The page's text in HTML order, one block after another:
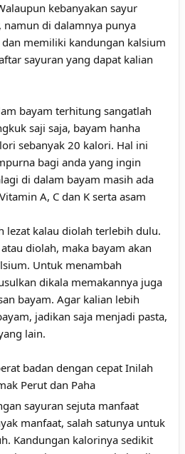
kebanyakan sayur
namun di dalamnya punya
memiliki kandungan kalsium
sayuran yang dapat kalian
bayam terhitung sangatlah
saji saja, bayam hanha
sebanyak 20 kalori. Hal ini
bagi anda yang ingin
di dalam bayam masih ada
A, C dan K serta asam
lezat kalau diolah terlebih dulu.
diolah, maka bayam akan
Untuk menambah
dikala memakannya juga
bayam. Agar kalian lebih
jadikan saja menjadi pasta,
lain.
sayuran sejuta manfaat
manfaat, salah satunya untuk
Kandungan kalorinya sedikit